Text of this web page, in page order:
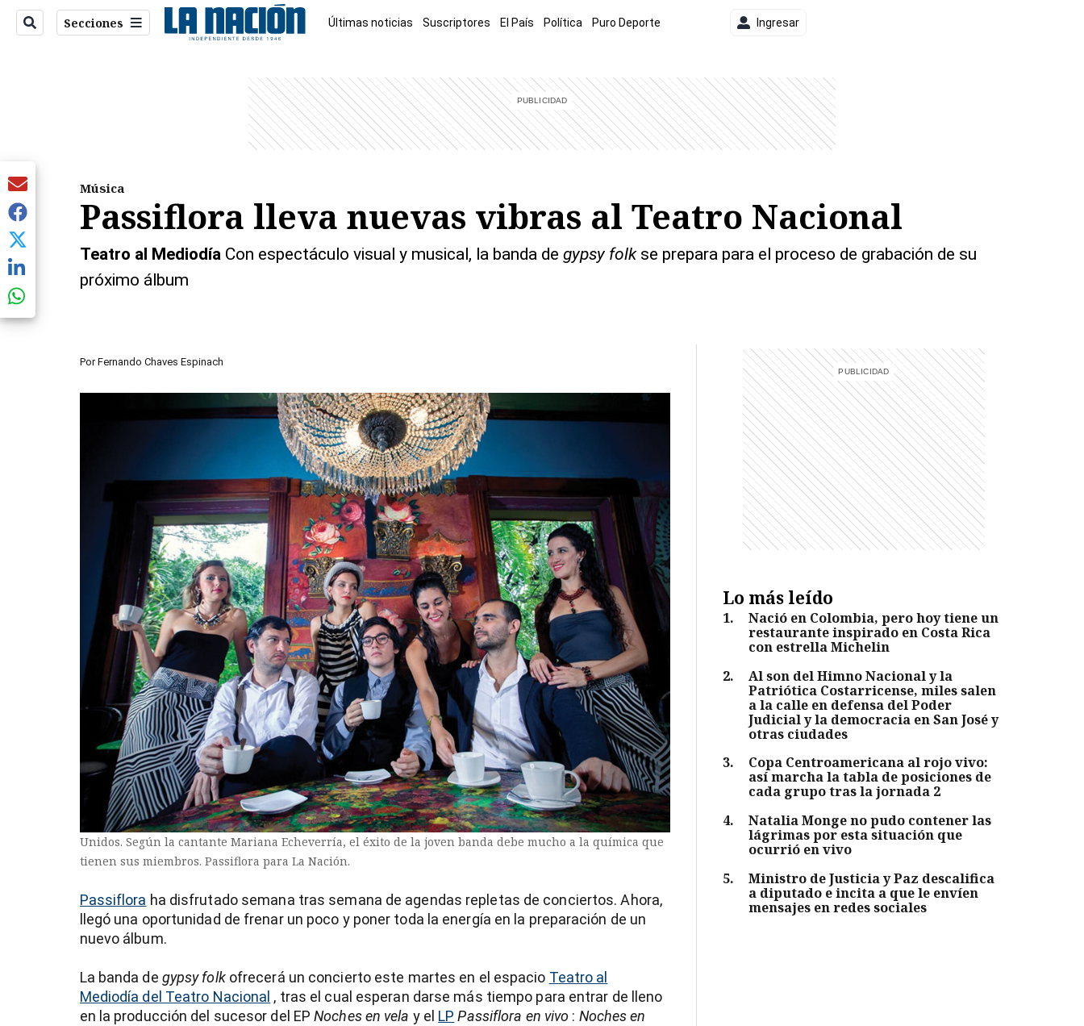
Secciones Últimas noticias Suscriptores El País Política Puro Deporte Ingresar
Música
Passiflora lleva nuevas vibras al Teatro Nacional
Teatro al Mediodía Con espectáculo visual y musical, la banda de gypsy folkse prepara para el proceso de grabación de su
próximo álbum
Por Fernando Chaves Espinach
Unidos. Según la cantante Mariana Echeverría, el éxito de la joven banda debe mucho a la química que
tienen sus miembros. Passiflora para La Nación.
Passiflora ha disfrutado semana tras semana de agendas repletas de conciertos. Ahora,
llegó una oportunidad de frenar un poco y poner toda la energía en la preparación de un
nuevo álbum.
La banda de gypsy folkofrecerá un concierto este martes en el espacio Teatro al
Mediodía del Teatro Nacional , tras el cual esperan darse más tiempo para entrar de lleno
en la producción del sucesor del EPNoches en vela y el LP Passiflora en vivo : Noches en
Lo más leído
1.
Nació en Colombia, pero hoy tiene un
restaurante inspirado en Costa Rica
con estrella Michelin
2.
Al son del Himno Nacional y la
Patriótica Costarricense, miles salen
a la calle en defensa del Poder
Judicial y la democracia en San José y
otras ciudades
3.
Copa Centroamericana al rojo vivo:
así marcha la tabla de posiciones de
cada grupo tras la jornada 2
4.
Natalia Monge no pudo contener las
lágrimas por esta situación que
ocurrió en vivo
5.
Ministro de Justicia y Paz descalifica
a diputado e incita a que le envíen
mensajes en redes sociales